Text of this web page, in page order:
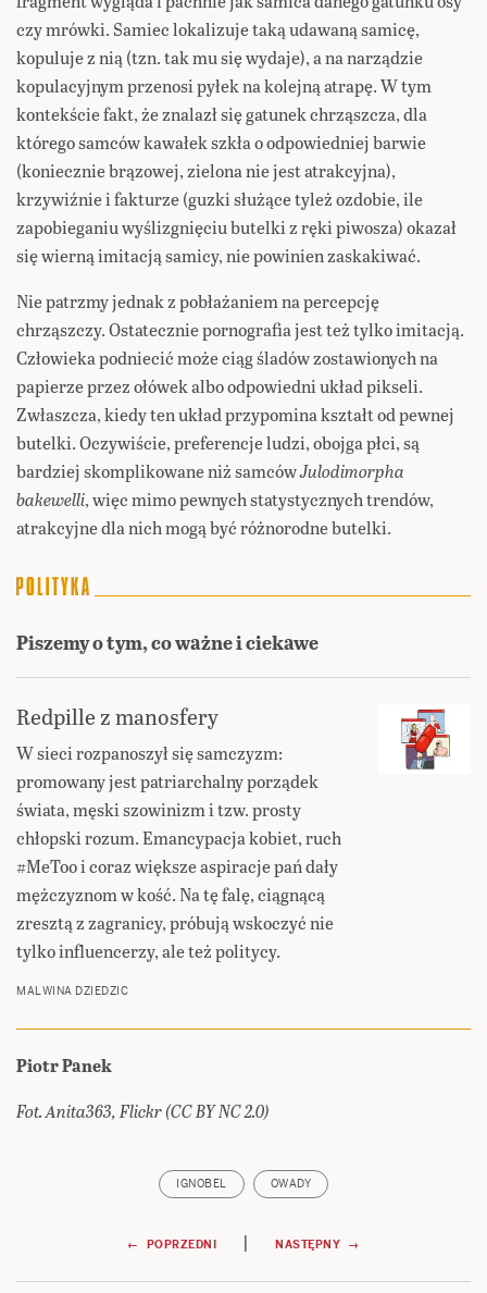
czy mrówki. Samiec lokalizuje taką udawaną samicę,
kopuluje z nią (tzn. tak mu się wydaje), a na narządzie
kopulacyjnym przenosi pyłek na kolejną atrapę. W tym
kontekście fakt, że znalazł się gatunek chrząszcza, dla
którego samców kawałek szkła o odpowiedniej barwie
(koniecznie brązowej, zielona nie jest atrakcyjna),
krzywiźnie i fakturze (guzki służące tyleż ozdobie, ile
zapobieganiu wyślizgnięciu butelki z ręki piwosza) okazał
się wierną imitacją samicy, nie powinien zaskakiwać.
Nie patrzmy jednak z pobłażaniem na percepcję
chrząszczy. Ostatecznie pornografia jest też tylko imitacją.
Człowieka podniecić może ciąg śladów zostawionych na
papierze przez ołówek albo odpowiedni układ pikseli.
Zwłaszcza, kiedy ten układ przypomina kształt od pewnej
butelki. Oczywiście, preferencje ludzi, obojga płci, są
bardziej skomplikowane niż samcówJulodimorpha
bakewelli, więc mimo pewnych statystycznych trendów,
atrakcyjne dla nich mogą być różnorodne butelki.
Piszemy o tym, co ważne i ciekawe
Redpille z manosfery
W sieci rozpanoszył się samczyzm:
promowany jest patriarchalny porządek
świata, męski szowinizm i tzw. prosty
chłopski rozum. Emancypacja kobiet, ruch
#MeToo i coraz większe aspiracje pań dały
mężczyznom w kość. Na tę falę, ciągnącą
zresztą z zagranicy, próbują wskoczyć nie
tylko influencerzy, ale też politycy.
MALWINA DZIEDZIC
Piotr Panek
Fot. Anita363, Flickr (CC BY NC 2.0)
IGNOBEL OWADY
Nawigacja← POPRZEDNI | NASTĘPNY →